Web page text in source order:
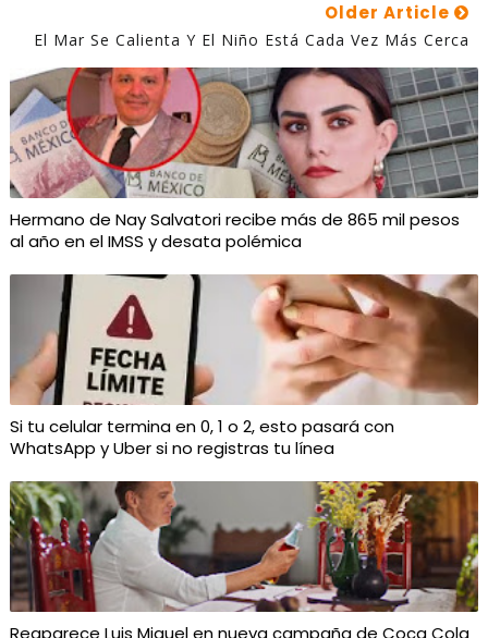
Older Article
El Mar Se Calienta Y El Niño Está Cada Vez Más Cerca
Hermano de Nay Salvatori recibe más de 865 mil pesos
al año en el IMSS y desata polémica
Si tu celular termina en 0, 1 o 2, esto pasará con
WhatsApp y Uber si no registras tu línea
Reaparece Luis Miguel en nueva campaña de Coca Cola